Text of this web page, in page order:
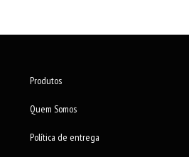
Produtos
Quem Somos
Política de entrega